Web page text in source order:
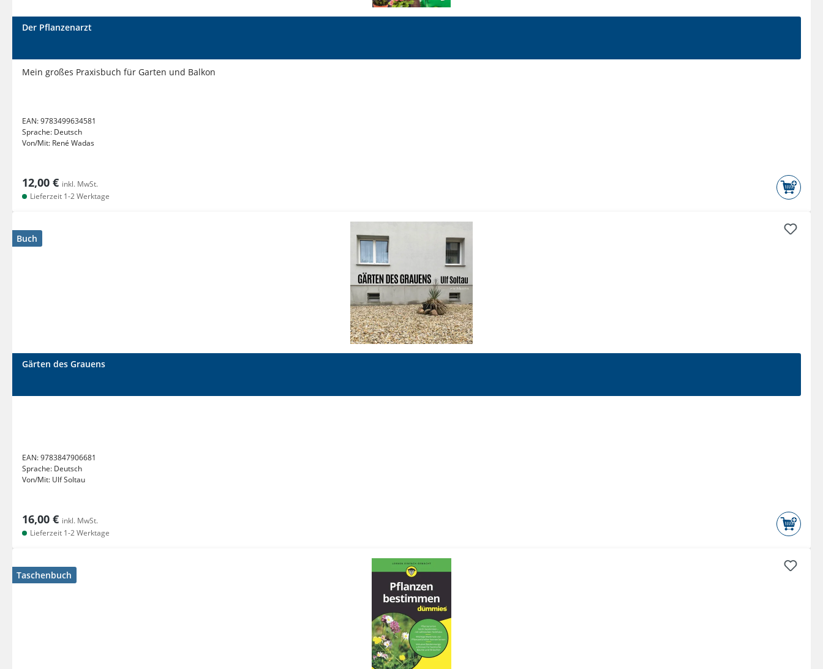
Der Pflanzenarzt
Mein großes Praxisbuch für Garten und Balkon
EAN:9783499634581
Sprache: Deutsch
Von/Mit: René Wadas
12,00 € inkl. MwSt.
Lieferzeit 1-2 Werktage
Buch
Gärten des Grauens
EAN:9783847906681
Sprache: Deutsch
Von/Mit: Ulf Soltau
16,00 € inkl. MwSt.
Lieferzeit 1-2 Werktage
Taschenbuch